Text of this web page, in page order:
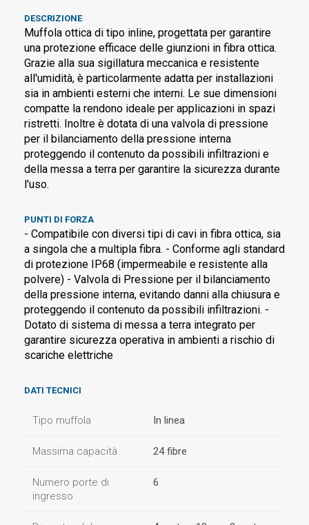
DESCRIZIONE
Muffola ottica di tipo inline, progettata per garantire
una protezione efficace delle giunzioni in fibra ottica.
Grazie alla sua sigillatura meccanica e resistente
all'umidità, è particolarmente adatta per installazioni
sia in ambienti esterni che interni. Le sue dimensioni
compatte la rendono ideale per applicazioni in spazi
ristretti. Inoltre è dotata di una valvola di pressione
per il bilanciamento della pressione interna
proteggendo il contenuto da possibili infiltrazioni e
della messa a terra per garantire la sicurezza durante
l'uso.
PUNTI DI FORZA
- Compatibile con diversi tipi di cavi in fibra ottica, sia
a singola che a multipla fibra. - Conforme agli standard
di protezione IP68 (impermeabile e resistente alla
polvere) - Valvola di Pressione per il bilanciamento
della pressione interna, evitando danni alla chiusura e
proteggendo il contenuto da possibili infiltrazioni. -
Dotato di sistema di messa a terra integrato per
garantire sicurezza operativa in ambienti a rischio di
scariche elettriche
DATI TECNICI
Tipo muffola In linea
Massima capacità 24 fibre
Numero porte di
ingresso
6